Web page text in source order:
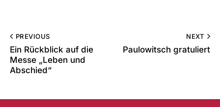
PREVIOUS
Ein Rückblick auf die
Messe „Leben und
Abschied“
NEXT
Paulowitsch gratuliert